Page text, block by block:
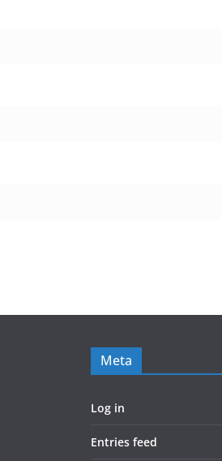
Meta
Log in
Entries feed